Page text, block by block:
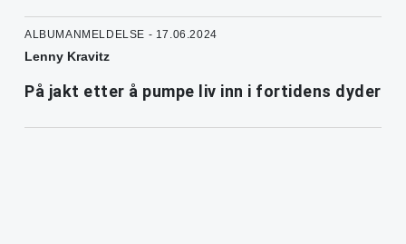
ALBUMANMELDELSE - 17.06.2024
Lenny Kravitz
På jakt etter å pumpe liv inn i fortidens dyder